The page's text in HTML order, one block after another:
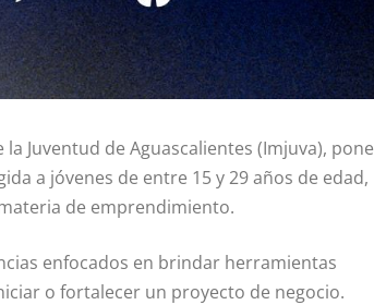
Juventud de Aguascalientes (Imjuva), pone
a jóvenes de entre 15 y 29 años de edad,
de emprendimiento.
enfocados en brindar herramientas
o fortalecer un proyecto de negocio.